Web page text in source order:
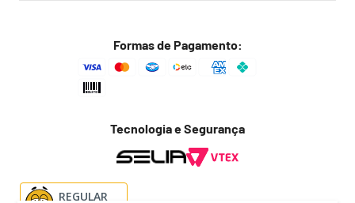
Trocas e devoluções
Formas de Pagamento:
Tecnologia e Segurança
REGULAR